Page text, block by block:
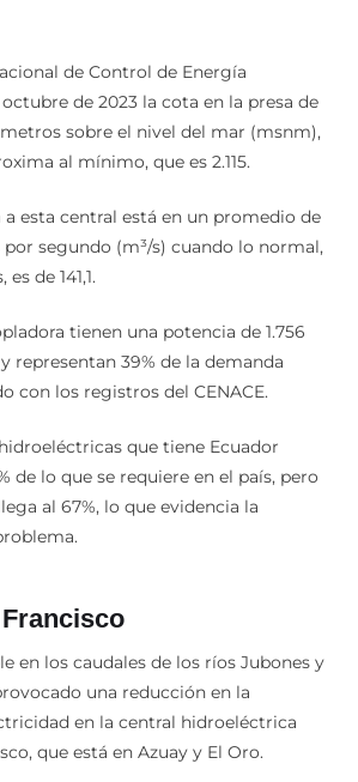
de Control de Energía
octubre de 2023 la cota en la presa de
metros sobre el nivel del mar (msnm),
esta central está en un promedio de
segundo (m³/s) cuando lo normal,
tienen una potencia de 1.756
representan 39% de la demanda
que tiene Ecuador
de lo que se requiere en el país, pero
al 67%, lo que evidencia la
en los caudales de los ríos Jubones y
una reducción en la
en la central hidroeléctrica